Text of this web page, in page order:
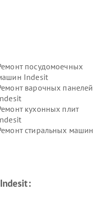
посудомоечных
Indesit
варочных панелей
кухонных плит
стиральных машин